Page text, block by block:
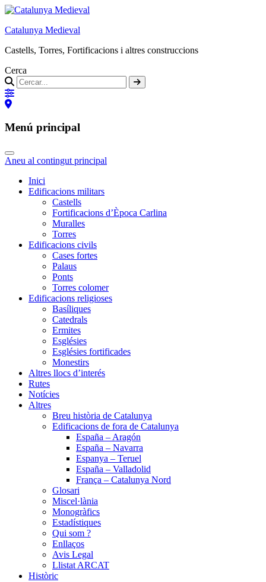
Catalunya Medieval
Castells, Torres, Fortificacions i altres construccions
Cerca
Menú principal
Aneu al contingut principal
Inici
Edificacions militars
Castells
Fortificacions d’Època Carlina
Muralles
Torres
Edificacions civils
Cases fortes
Palaus
Ponts
Torres colomer
Edificacions religioses
Basíliques
Catedrals
Ermites
Esglésies
Esglésies fortificades
Monestirs
Altres llocs d’interés
Rutes
Notícies
Altres
Breu història de Catalunya
Edificacions de fora de Catalunya
España – Aragón
España – Navarra
Espanya – Teruel
España – Valladolid
França – Catalunya Nord
Glosari
Miscel·lània
Monogràfics
Estadístiques
Qui som ?
Enllaços
Avis Legal
Llistat ARCAT
Històric